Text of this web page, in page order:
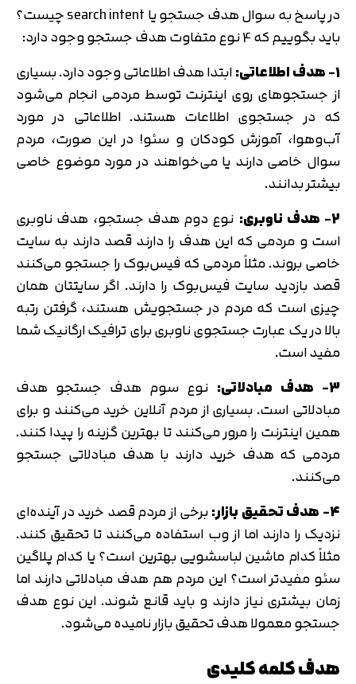
در پاسخ به سوال هدف جستجو یا search intent چیست؟
باید بگوییم که 4 نوع متفاوت هدف جستجو وجود دارد:
1- هدف اطلاعاتی:
ابتدا هدف اطلاعاتی وجود دارد. بسیاری
از جستجوهای روی اینترنت توسط مردمی انجام می‌شود
که در جستجوی اطلاعات هستند. اطلاعاتی در مورد
آب‌وهوا، آموزش کودکان و سئو! در این صورت، مردم
سوال خاصی دارند یا می‌خواهند در مورد موضوع خاصی
بیشتر بدانند.
2- هدف ناوبری:
نوع دوم هدف جستجو، هدف ناوبری
است و مردمی که این هدف را دارند قصد دارند به سایت
خاصی بروند. مثلاً مردمی که فیس‌بوک را جستجو می‌کنند
قصد بازدید سایت فیس‌بوک را دارند. اگر سایتتان همان
چیزی است که مردم در جستجویش هستند، گرفتن رتبه
بالا در یک عبارت جستجوی ناوبری برای ترافیک ارگانیک شما
مفید است.
3- هدف مبادلاتی:
نوع سوم هدف جستجو هدف
مبادلاتی است. بسیاری از مردم آنلاین خرید می‌کنند و برای
همین اینترنت را مرور می‌کنند تا بهترین گزینه را پیدا کنند.
مردمی که هدف خرید دارند با هدف مبادلاتی جستجو
می‌کنند.
4- هدف تحقیق بازار:
برخی از مردم قصد خرید در آینده‌ای
نزدیک را دارند اما از وب استفاده می‌کنند تا تحقیق کنند.
مثلاً کدام ماشین لباسشویی بهترین است؟ یا کدام پلاگین
سئو مفیدتر است؟ این مردم هم هدف مبادلاتی دارند اما
زمان بیشتری نیاز دارند و باید قانع شوند. این نوع هدف
جستجو معمولا هدف تحقیق بازار نامیده می‌شود.
هدف کلمه کلیدی